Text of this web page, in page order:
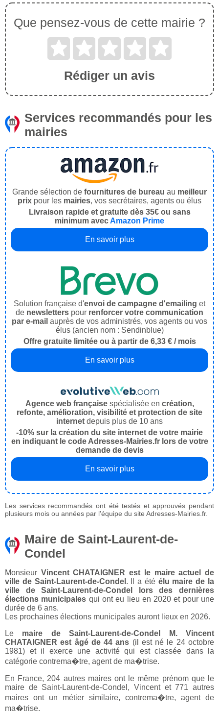
Que pensez-vous de cette mairie ?
Rédiger un avis
Services recommandés pour les
mairies
Grande sélection de fournitures de bureau au meilleur
prix pour les mairies, vos secrétaires, agents ou élus
Livraison rapide et gratuite dès 35€ ou sans
minimum avecAmazon Prime
En savoir plus
Solution française d'envoi de campagne d'emailing et
de newsletters pour renforcer votre communication
par e-mail auprès de vos administrés, vos agents ou vos
élus (ancien nom : Sendinblue)
Offre gratuite limitée ou à partir de 6,33 € / mois
En savoir plus
Agence web françaisespécialisée en création,
refonte, amélioration, visibilité et protection de site
internet depuis plus de 10 ans
-10% sur la création du site internet de votre mairie
en indiquant le code Adresses-Mairies.fr lors de votre
demande de devis
En savoir plus
Les services recommandés ont été testés et approuvés pendant
plusieurs mois ou années par l'équipe du site Adresses-Mairies.fr.
Maire de Saint-Laurent-de-
Condel
Monsieur Vincent CHATAIGNER est le maire actuel de
ville de Saint-Laurent-de-Condel . Il a été élu maire de la
ville de Saint-Laurent-de-Condel lors des dernières
élections municipales qui ont eu lieu en 2020 et pour une
durée de 6 ans.
Les prochaines élections municipales auront lieux en 2026.
Le maire de Saint-Laurent-de-Condel M. Vincent
CHATAIGNER est âgé de 44 ans (il est né le 24 octobre
1981) et il exerce une activité qui est classée dans la
catégorie contrema�tre, agent de ma�trise.
En France, 204 autres maires ont le même prénom que le
maire de Saint-Laurent-de-Condel, Vincent et 771 autres
maires ont un métier similaire, contrema�tre, agent de
ma�trise.